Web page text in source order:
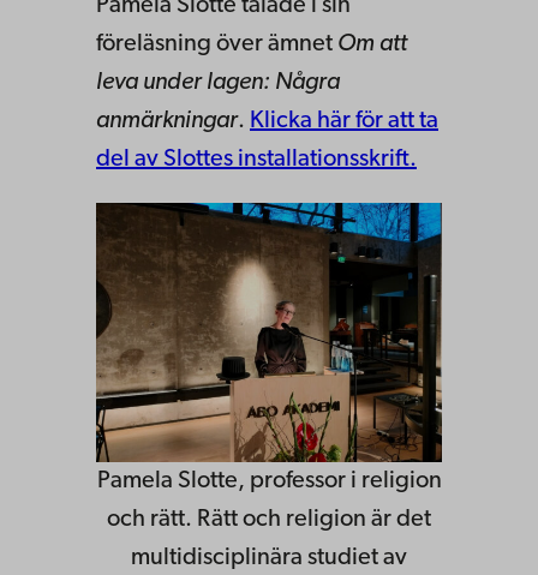
Pamela Slotte talade i sin
föreläsning över ämnet Om att
leva under lagen: Några
anmärkningar. Klicka här för att ta
del av Slottes installationsskrift.
Pamela Slotte, professor i religion
och rätt. Rätt och religion är det
multidisciplinära studiet av